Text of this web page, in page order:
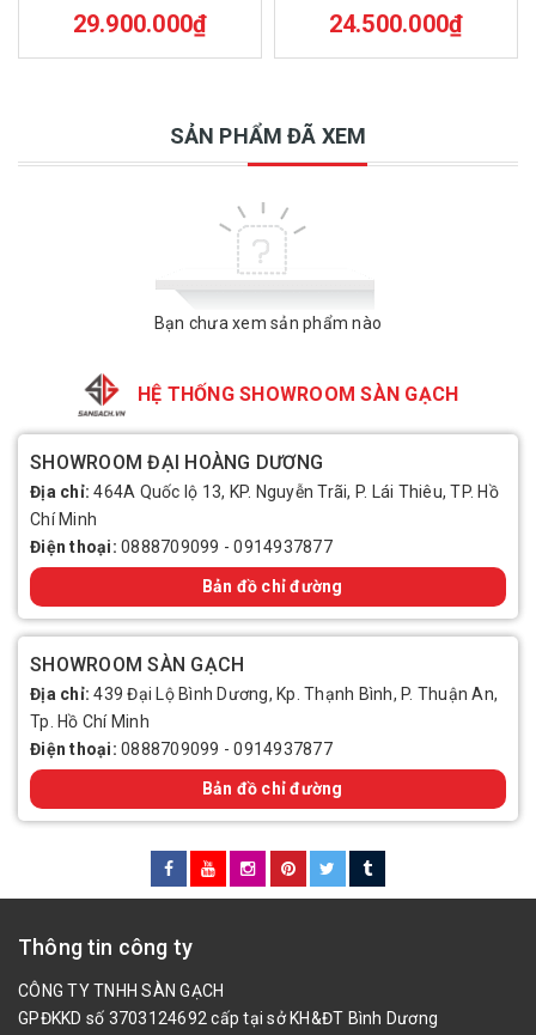
29.900.000₫ 24.500.000₫
SẢN PHẨM ĐÃ XEM
Bạn chưa xem sản phẩm nào
HỆ THỐNG SHOWROOM SÀN GẠCH
SHOWROOM ĐẠI HOÀNG DƯƠNG
Địa chỉ:464A Quốc lộ 13, KP. Nguyễn Trãi, P. Lái Thiêu, TP. Hồ
Chí Minh
Điện thoại: 0888709099 -0914937877
Bản đồ chỉ đường
SHOWROOM SÀN GẠCH
Địa chỉ:439 Đại Lộ Bình Dương, Kp. Thạnh Bình, P. Thuận An,
Tp. Hồ Chí Minh
Điện thoại: 0888709099 -0914937877
Bản đồ chỉ đường
Thông tin công ty
CÔNG TY TNHH SÀN GẠCH
GPĐKKD số 3703124692 cấp tại sở KH&ĐT Bình Dương